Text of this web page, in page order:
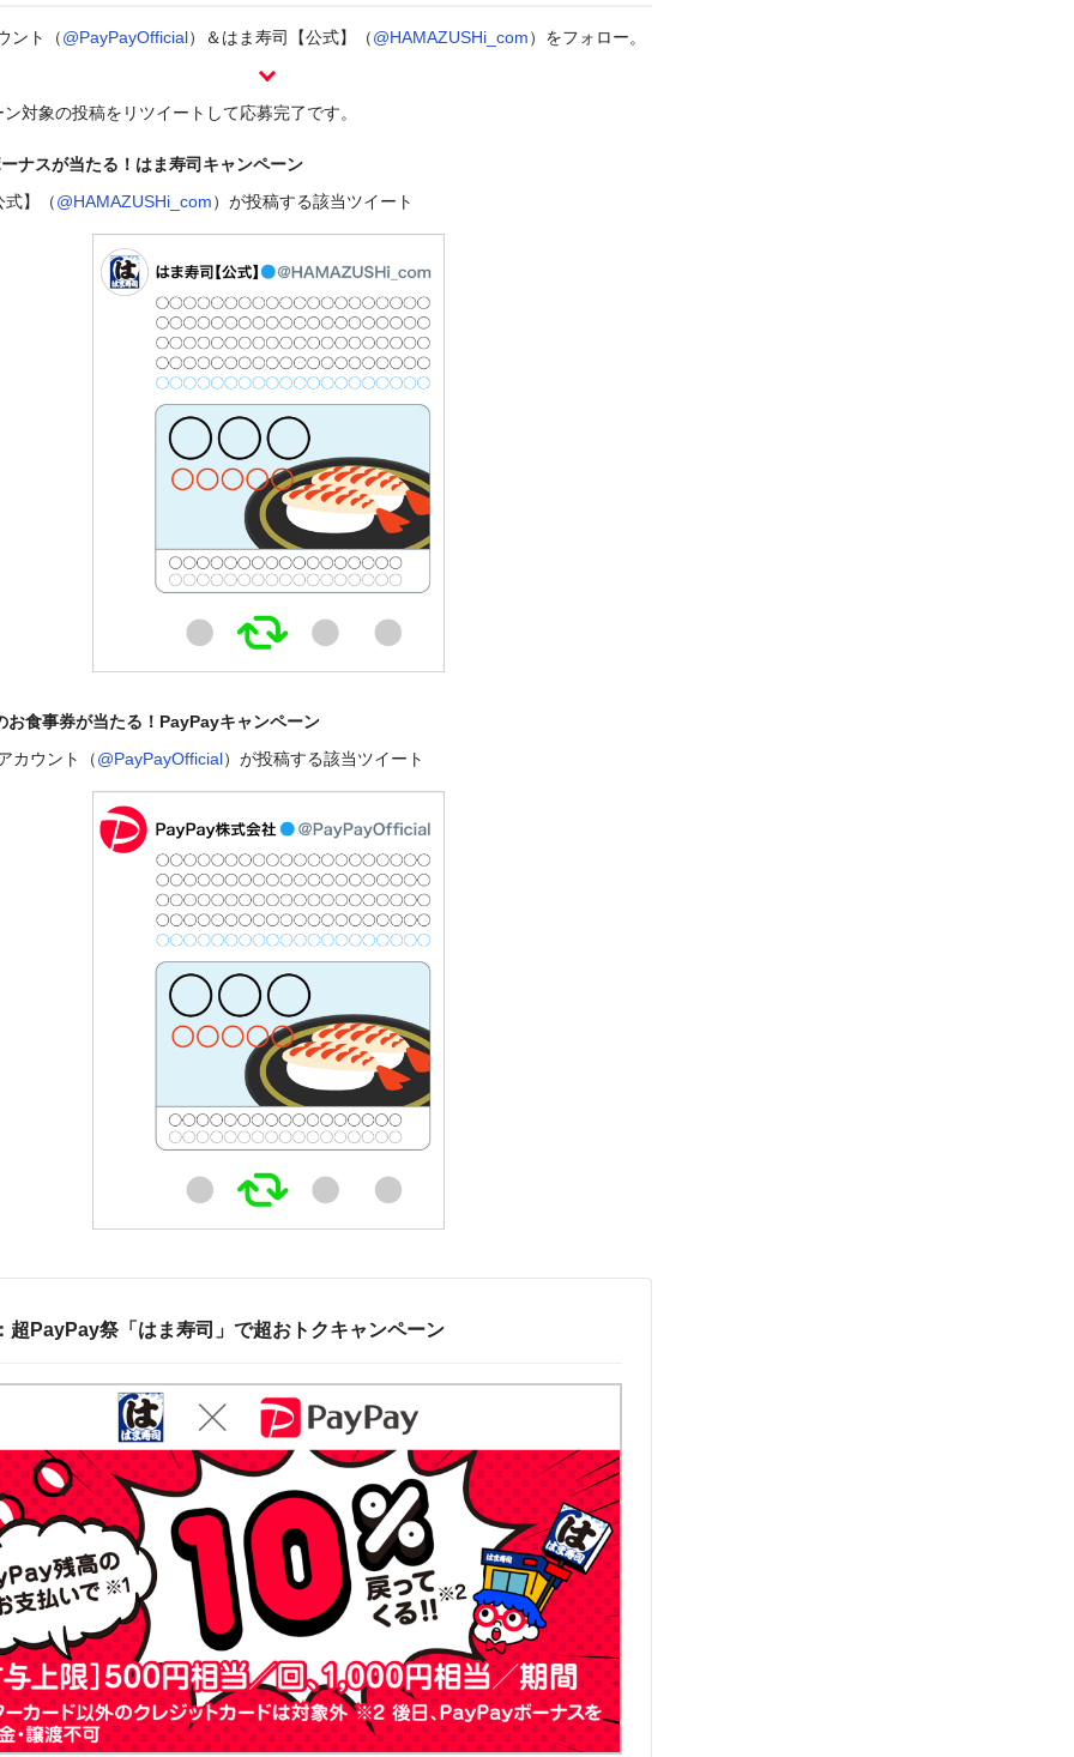
ント（@PayPayOfficial）＆はま寿司【公式】（@HAMAZUSHi_com）をフォロー。
対象の投稿をリツイートして応募完了です。
ナスが当たる！はま寿司キャンペーン
式】（@HAMAZUSHi_com）が投稿する該当ツイート
お食事券が当たる！PayPayキャンペーン
カウント（@PayPayOfficial）が投稿する該当ツイート
超PayPay祭「はま寿司」で超おトクキャンペーン